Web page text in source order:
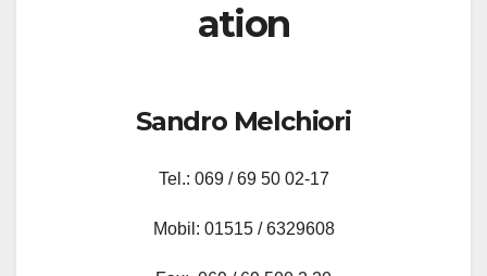
ation
Sandro Melchiori
Tel.: 069 / 69 50 02-17
Mobil: 01515 / 6329608